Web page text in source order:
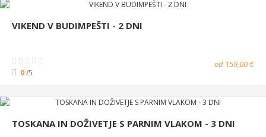
VIKEND V BUDIMPEŠTI - 2 DNI
0/5
od 159,00 €
TOSKANA IN DOŽIVETJE S PARNIM VLAKOM - 3 DNI